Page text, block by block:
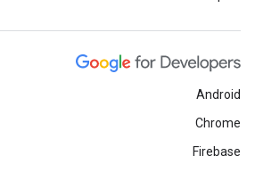
Android
Chrome
Firebase